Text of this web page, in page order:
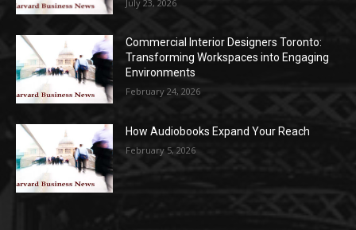
July 23, 2026
Commercial Interior Designers Toronto:
Transforming Workspaces into Engaging
Environments
February 24, 2026
How Audiobooks Expand Your Reach
February 5, 2026